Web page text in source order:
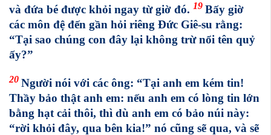
và đứa bé được khỏi ngay từ giờ đó. 19 Bấy giờ
các môn đệ đến gần hỏi riêng Đức Giê-su rằng:
“Tại sao chúng con đây lại không trừ nổi tên quỷ
ấy?”
20 Người nói với các ông: “Tại anh em kém tin!
Thầy bảo thật anh em: nếu anh em có lòng tin lớn
bằng hạt cải thôi, thì dù anh em có bảo núi này:
“rời khỏi đây, qua bên kia!” nó cũng sẽ qua, và sẽ